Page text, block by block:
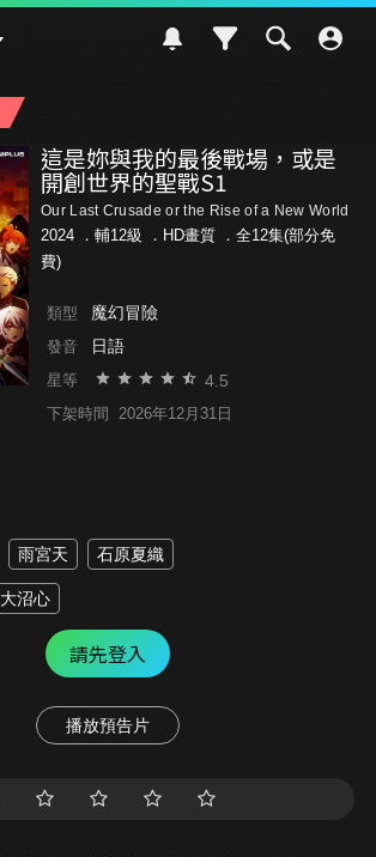
這是妳與我的最後戰場，或是
開創世界的聖戰S1
Our Last Crusade or the Rise of a New World
2024 ． 輔12級
．HD畫質 ．全12集(部分免
費)
類型 魔幻冒險
發音 日語
星等 4.5
下架時間 2026年12月31日
雨宮天 石原夏織
大沼心
請先登入
播放預告片